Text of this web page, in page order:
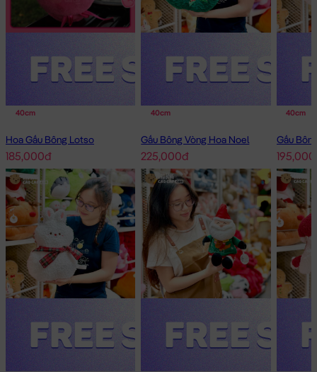
40cm
Hoa Gấu Bông Lotso
185,000đ
40cm
Gấu Bông Vòng Hoa Noel
225,000đ
40cm